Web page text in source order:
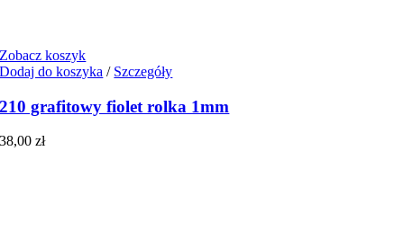
Zobacz koszyk
Dodaj do koszyka / Szczegóły
210 grafitowy fiolet rolka 1mm
38,00zł